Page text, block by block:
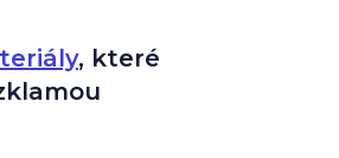
, které